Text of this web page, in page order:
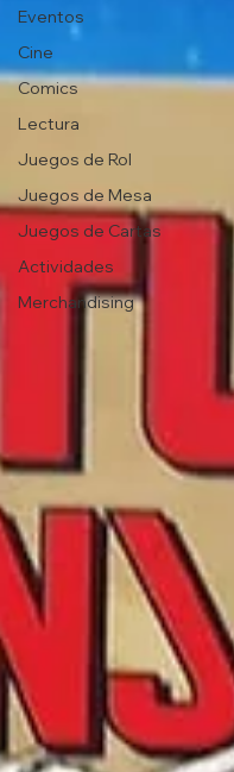
Eventos
Cine
Comics
Lectura
Juegos de Rol
Juegos de Mesa
Juegos de Cartas
Actividades
Merchandising